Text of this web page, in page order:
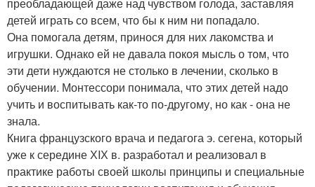
преобладающей даже над чувством голода, заставляя
детей играть со всем, что бы к ним ни попадало.
Она помогала детям, принося для них лакомства и
игрушки. Однако ей не давала покоя мысль о том, что
эти дети нуждаются не столько в лечении, сколько в
обучении. Монтессори понимала, что этих детей надо
учить и воспитывать как-то по-другому, но как - она не
знала.
Книга французского врача и педагога э. сегена, который
уже к середине ХIХ в. разработал и реализовал в
практике работы своей школы принципы и специальные